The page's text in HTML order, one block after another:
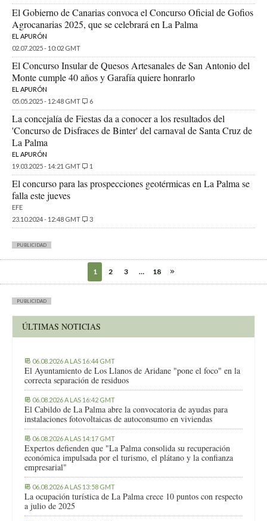
El Gobierno de Canarias convoca el Concurso Oficial de Gofios
Agrocanarias 2025, que se celebrará en La Palma
EL APURÓN
02.07.2025 - 10:02 GMT
El Concurso Insular de Quesos Artesanales de San Antonio del
Monte cumple 40 años y Garafía quiere honrarlo
EL APURÓN
05.05.2025 - 12:48 GMT
6
La concejalía de Fiestas da a conocer a los resultados del
'Concurso de Disfraces de Binter' del carnaval de Santa Cruz de
La Palma
EL APURÓN
19.03.2025 - 14:21 GMT
1
El concurso para las prospecciones geotérmicas en La Palma se
falla este jueves
EFE
23.10.2024 - 12:48 GMT
3
PUBLICIDAD
1 2 3 … 18
PUBLICIDAD
ÚLTIMAS NOTICIAS
06.08.2026 A LAS 16:44 GMT
El Ayuntamiento de Los Llanos de Aridane "pone el foco" en la
correcta separación de residuos
06.08.2026 A LAS 16:42 GMT
El Cabildo de La Palma abre la convocatoria de ayudas para
instalaciones fotovoltaicas de autoconsumo en viviendas
06.08.2026 A LAS 14:17 GMT
Expertos defienden que "La Palma consolida su recuperación
económica impulsada por el turismo, el plátano y la confianza
empresarial"
06.08.2026 A LAS 13:58 GMT
La ocupación turística de La Palma crece 10 puntos con respecto
a julio de 2025